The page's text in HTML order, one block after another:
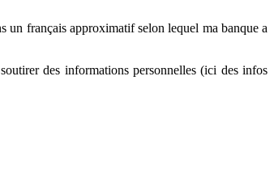
un français approximatif selon lequel ma banque a
des informations personnelles (ici des infos